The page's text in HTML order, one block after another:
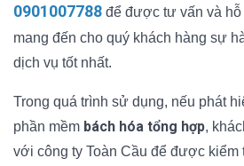
0901007788 để được tư vấn và
mang đến cho quý khách hàng sự
dịch vụ tốt nhất.
Trong quá trình sử dụng, nếu phát
phần mềm bách hóa tổng hợp,
với công ty Toàn Cầu để được kiểm